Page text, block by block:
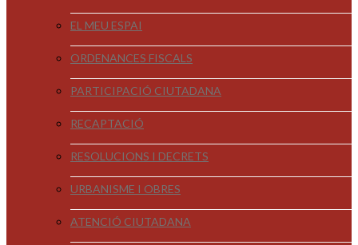
EL MEU ESPAI
ORDENANCES FISCALS
PARTICIPACIÓ CIUTADANA
RECAPTACIÓ
RESOLUCIONS I DECRETS
URBANISME I OBRES
ATENCIÓ CIUTADANA